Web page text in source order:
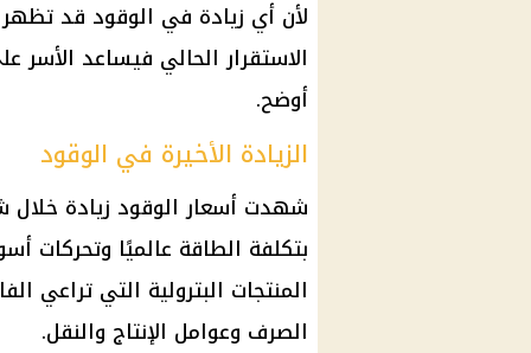
لأن أي زيادة في الوقود قد
الاستقرار الحالي فيساعد الأسر
أوضح.
الزيادة الأخيرة في الوقود
شهدت أسعار الوقود زيادة
بتكلفة الطاقة عالميًا وتحركات
المنتجات البترولية التي تراعي
الصرف وعوامل الإنتاج والنقل.